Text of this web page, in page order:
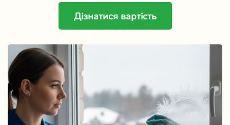
Дізнатися вартість